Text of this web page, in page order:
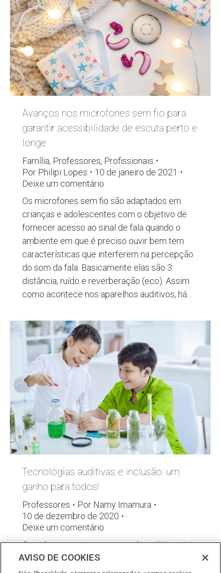
Avanços nos microfones sem fio para
garantir acessibilidade de escuta perto e
longe
Família, Professores, Profissionais
Por Philipi Lopes
10 de janeiro de 2021
Deixe um comentário
Os microfones sem fio são adaptados em
crianças e adolescentes com o objetivo de
fornecer acesso ao sinal de fala quando o
ambiente em que é preciso ouvir bem tem
características que interferem na percepção
do som da fala. Basicamente elas são 3:
distância, ruído e reverberação (eco). Assim
como acontece nos aparelhos auditivos, há…
Tecnologias auditivas e inclusão: um
ganho para todos!
Professores Por Namy Imamura
10 de dezembro de 2020
Deixe um comentário
Quando uma criança com perda auditiva inicia
a vida escolar, muitas dúvidas surgem acerca
AVISO DE COOKIES